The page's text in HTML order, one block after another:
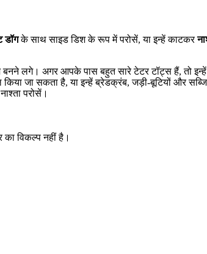
डॉगके साथ साइड डिश के रूप में परोसें, या इन्हें काटकर
लगे। अगर आपके पास बहुत सारे टेटर टॉट्स हैं, तो इन्हें
जा सकता है, या इन्हें ब्रेडक्रंब, जड़ी-बूटियों और
परोसें।
का विकल्प नहीं है।